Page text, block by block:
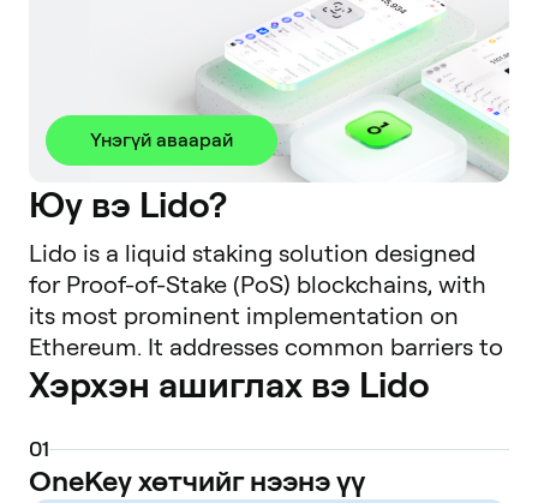
Үнэгүй аваарай
Юу вэ Lido?
Lido is a liquid staking solution designed
for Proof-of-Stake (PoS) blockchains, with
its most prominent implementation on
Ethereum. It addresses common barriers to
native staking, such as high minimum
capital requirements (e.g., 32 ETH for a solo
validator), technical complexity, and the
illiquidity of staked assets. By using Lido,
Хэрхэн ашиглах вэ Lido
01
OneKey хөтчийг нээнэ үү